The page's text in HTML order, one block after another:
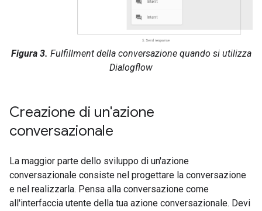
Figura 3. Fulfillment della conversazione quando si utilizza
Dialogflow
Creazione di un'azione
conversazionale
La maggior parte dello sviluppo di un'azione
conversazionale consiste nel progettare la conversazione
e nel realizzarla. Pensa alla conversazione come
all'interfaccia utente della tua azione conversazionale. Devi